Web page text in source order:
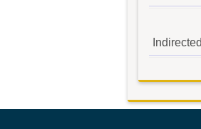
Indirected